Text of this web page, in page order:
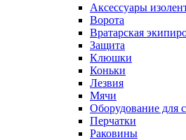
Аксессуары
Ворота
Вратарская
Защита
Клюшки
Коньки
Лезвия
Мячи
Оборудование для
Перчатки
Раковины